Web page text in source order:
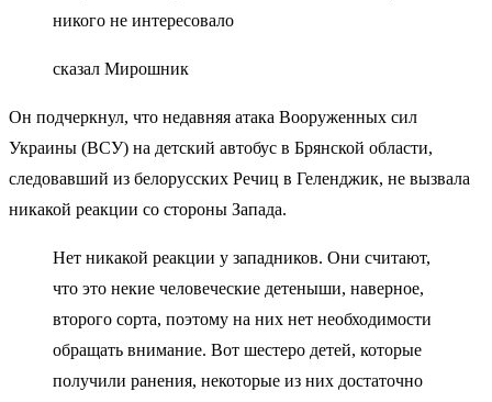
никого не интересовало
сказал Мирошник
Он подчеркнул, что недавняя атака Вооруженных сил
Украины (ВСУ) на детский автобус в Брянской области,
следовавший из белорусских Речиц в Геленджик, не вызвала
никакой реакции со стороны Запада.
Нет никакой реакции у западников. Они считают,
что это некие человеческие детеныши, наверное,
второго сорта, поэтому на них нет необходимости
обращать внимание. Вот шестеро детей, которые
получили ранения, некоторые из них достаточно